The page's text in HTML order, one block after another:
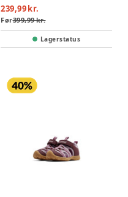
239,99 kr.
Før399,99 kr.
Lagerstatus